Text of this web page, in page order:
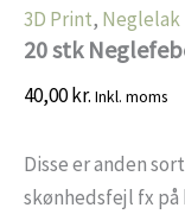
3D Print, Neglelak
20 stk
40,00kr. Inkl. moms
Disse er anden
skønhedsfejl fx